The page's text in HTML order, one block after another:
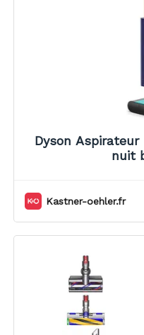
Dyson
nuit
Kastner-oehler.fr